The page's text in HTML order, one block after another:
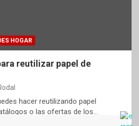
HOGAR
reutilizar papel de
hacer reutilizando papel
o las ofertas de los…